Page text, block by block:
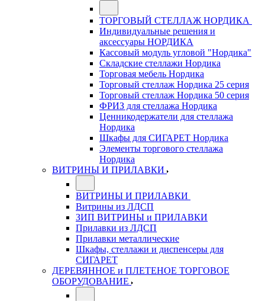
ТОРГОВЫЙ СТЕЛЛАЖ НОРДИКА
Индивидуальные решения и
аксессуары НОРДИКА
Кассовый модуль угловой "Нордика"
Складские стеллажи Нордика
Торговая мебель Нордика
Торговый стеллаж Нордика 25 серия
Торговый стеллаж Нордика 50 серия
ФРИЗ для стеллажа Нордика
Ценникодержатели для стеллажа
Нордика
Шкафы для СИГАРЕТ Нордика
Элементы торгового стеллажа
Нордика
ВИТРИНЫ И ПРИЛАВКИ
ВИТРИНЫ И ПРИЛАВКИ
Витрины из ЛДСП
ЗИП ВИТРИНЫ и ПРИЛАВКИ
Прилавки из ЛДСП
Прилавки металлические
Шкафы, стеллажи и диспенсеры для
СИГАРЕТ
ДЕРЕВЯННОЕ и ПЛЕТЕНОЕ ТОРГОВОЕ
ОБОРУДОВАНИЕ